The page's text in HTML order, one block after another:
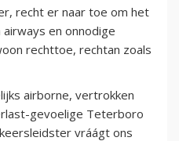
recht er naar toe om het
en onnodige
rechttoe, rechtan zoals
airborne, vertrokken
gevoelige Teterboro
vráágt ons